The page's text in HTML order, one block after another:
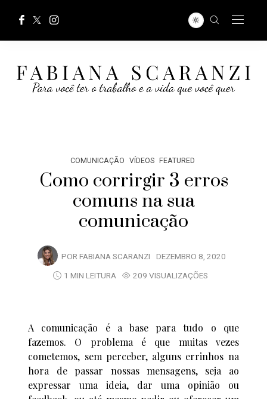
COMUNICAÇÃO VÍDEOS FEATURED
Como corrirgir 3 erros
comuns na sua
comunicação
POR FABIANA SCARANZI DEZEMBRO 8, 2020
1 MIN LEITURA
209 VISUALIZAÇÕES
A comunicação é a base para tudo o que
fazemos. O problema é que muitas vezes
cometemos, sem perceber, alguns errinhos na
hora de passar nossas mensagens, seja ao
expressar uma ideia, dar uma opinião ou